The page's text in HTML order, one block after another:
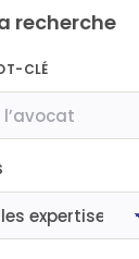
recherche
CLÉ